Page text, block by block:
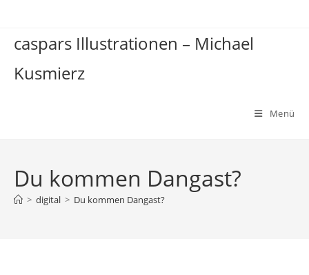
springen
caspars Illustrationen – Michael
Kusmierz
Menü
Du kommen Dangast?
> digital > Du kommen Dangast?